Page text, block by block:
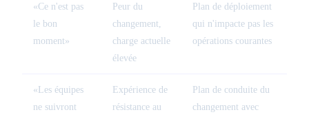
«Ce n'est pas
le bon
moment»
Peur du
changement,
charge actuelle
élevée
Plan de déploiement
qui n'impacte pas les
opérations courantes
«Les équipes
ne suivront
Expérience de
résistance au
Plan de conduite du
changement avec